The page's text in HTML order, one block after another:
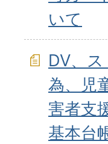
いて
DV、
為、児
害者支
基本台